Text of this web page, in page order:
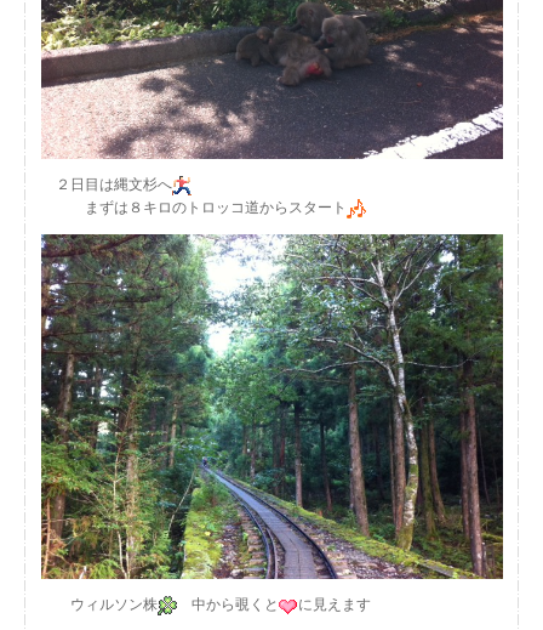
２日目は縄文杉へ
まずは８キロのトロッコ道からスタート
ウィルソン株 中から覗くと に見えます